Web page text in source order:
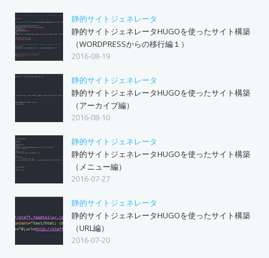
静的サイトジェネレータ
静的サイトジェネレータHUGOを使ったサイト構築
（WORDPRESSからの移行編１）
2016-08-19
静的サイトジェネレータ
静的サイトジェネレータHUGOを使ったサイト構築
（アーカイブ編）
2016-08-10
静的サイトジェネレータ
静的サイトジェネレータHUGOを使ったサイト構築
（メニュー編）
2016-07-27
静的サイトジェネレータ
静的サイトジェネレータHUGOを使ったサイト構築
（URL編）
2016-07-20